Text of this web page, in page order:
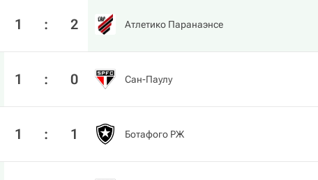
1 : 2 Атлетико Паранаэнсе
1 : 0 Сан-Паулу
1 : 1 Ботафого РЖ